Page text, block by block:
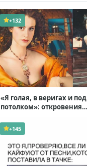
+132
«Я голая, в веригах и под
потолком»: откровения
( 11 фото )
+145